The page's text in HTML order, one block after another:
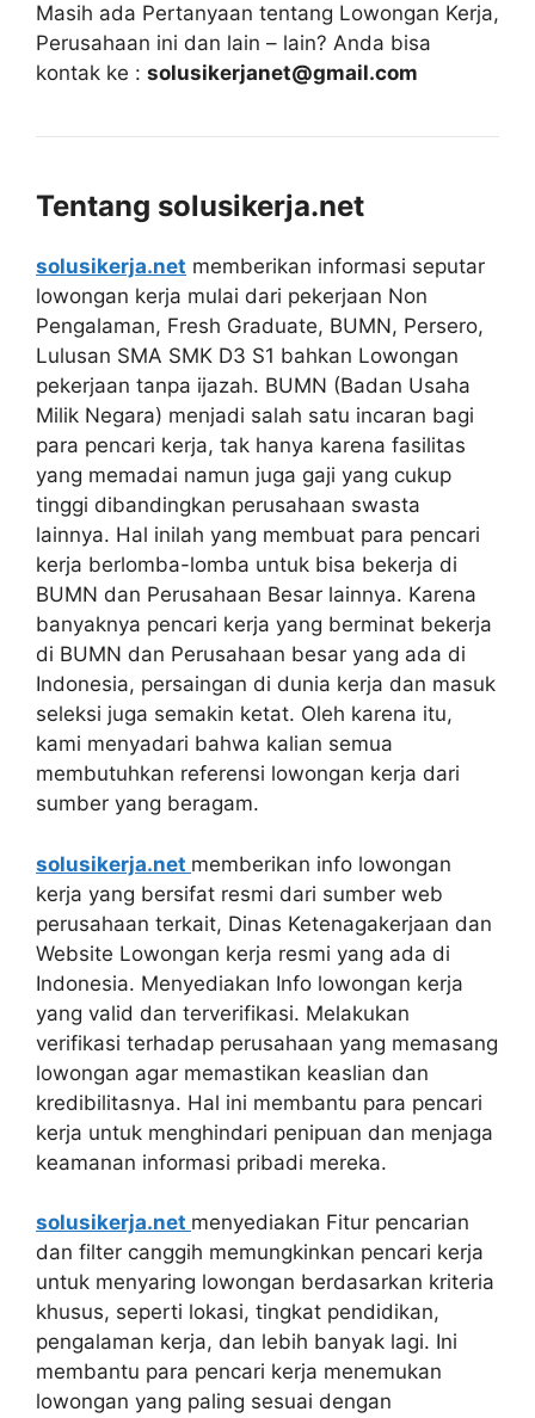
Masih ada Pertanyaan tentang Lowongan Kerja,
Perusahaan ini dan lain – lain? Anda bisa
kontak ke : solusikerjanet@gmail.com
Tentang solusikerja.net
solusikerja.net memberikan informasi seputar
lowongan kerja mulai dari pekerjaan Non
Pengalaman, Fresh Graduate, BUMN, Persero,
Lulusan SMA SMK D3 S1 bahkan Lowongan
pekerjaan tanpa ijazah. BUMN (Badan Usaha
Milik Negara) menjadi salah satu incaran bagi
para pencari kerja, tak hanya karena fasilitas
yang memadai namun juga gaji yang cukup
tinggi dibandingkan perusahaan swasta
lainnya. Hal inilah yang membuat para pencari
kerja berlomba-lomba untuk bisa bekerja di
BUMN dan Perusahaan Besar lainnya. Karena
banyaknya pencari kerja yang berminat bekerja
di BUMN dan Perusahaan besar yang ada di
Indonesia, persaingan di dunia kerja dan masuk
seleksi juga semakin ketat. Oleh karena itu,
kami menyadari bahwa kalian semua
membutuhkan referensi lowongan kerja dari
sumber yang beragam.
solusikerja.net memberikan info lowongan
kerja yang bersifat resmi dari sumber web
perusahaan terkait, Dinas Ketenagakerjaan dan
Website Lowongan kerja resmi yang ada di
Indonesia. Menyediakan Info lowongan kerja
yang valid dan terverifikasi. Melakukan
verifikasi terhadap perusahaan yang memasang
lowongan agar memastikan keaslian dan
kredibilitasnya. Hal ini membantu para pencari
kerja untuk menghindari penipuan dan menjaga
keamanan informasi pribadi mereka.
solusikerja.net menyediakan Fitur pencarian
dan filter canggih memungkinkan pencari kerja
untuk menyaring lowongan berdasarkan kriteria
khusus, seperti lokasi, tingkat pendidikan,
pengalaman kerja, dan lebih banyak lagi. Ini
membantu para pencari kerja menemukan
lowongan yang paling sesuai dengan